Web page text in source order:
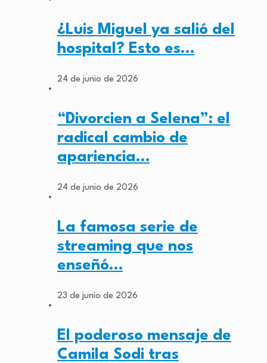
¿Luis Miguel ya salió del
hospital? Esto es…
24 de junio de 2026
“Divorcien a Selena”: el
radical cambio de
apariencia…
24 de junio de 2026
La famosa serie de
streaming que nos
enseñó…
23 de junio de 2026
El poderoso mensaje de
Camila Sodi tras